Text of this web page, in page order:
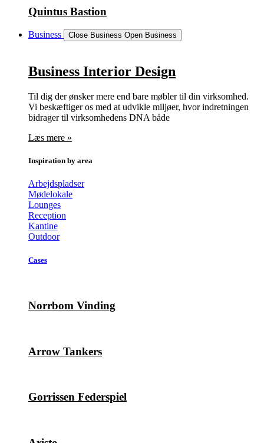
Quintus Bastion
Business Close Business Open Business
Business Interior Design
Til dig der ønsker mere end bare møbler til din virksomhed.
Vi beskæftiger os med at udvikle miljøer, hvor indretningen
bidrager til virksomhedens DNA både
Læs mere »
Inspiration by area
Arbejdspladser
Mødelokale
Lounges
Reception
Kantine
Outdoor
Cases
Norrbom Vinding
Arrow Tankers
Gorrissen Federspiel